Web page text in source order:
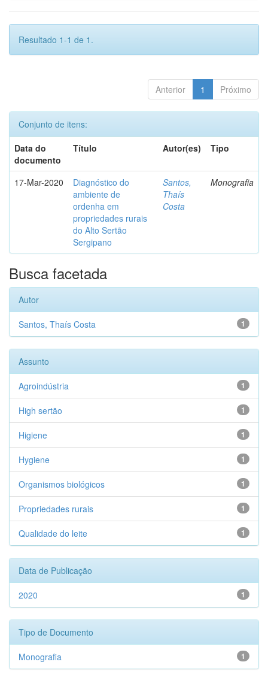
Resultado 1-1 de 1.
Anterior 1 Próximo
Conjunto de itens:
Data do
documento
Título Autor(es) Tipo
17-Mar-2020
Diagnóstico do
ambiente de
ordenha em
propriedades rurais
do Alto Sertão
Sergipano
Santos,
Thaís
Costa
Monografia
Busca facetada
Autor
1
Santos, Thaís Costa
Assunto
1
Agroindústria
1
High sertão
1
Higiene
1
Hygiene
1
Organismos biológicos
1
Propriedades rurais
1
Qualidade do leite
Data de Publicação
1
2020
Tipo de Documento
1
Monografia